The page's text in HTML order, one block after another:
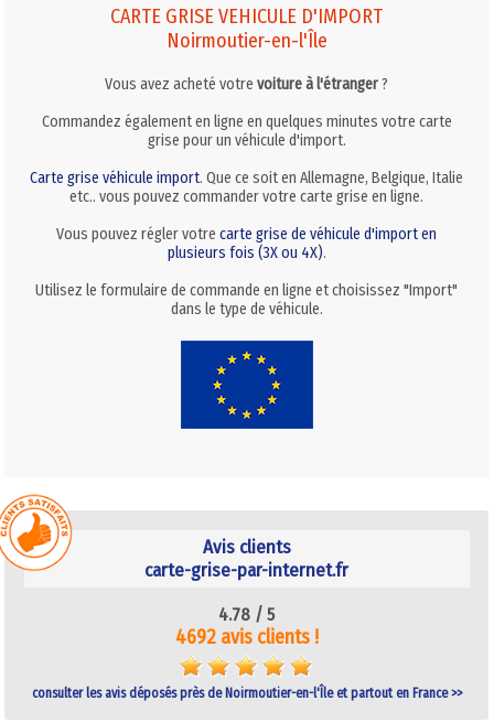
CARTE GRISE VEHICULE D'IMPORT
Noirmoutier-en-l'Île
Vous avez acheté votrevoiture à l'étranger?
Commandez également en ligne en quelques minutes votre carte
grise pour un véhicule d'import.
Carte grise véhicule import. Que ce soit en Allemagne, Belgique, Italie
etc.. vous pouvez commander votre carte grise en ligne.
Vous pouvez régler votrecarte grise de véhicule d'import en
plusieurs fois (3X ou 4X).
Utilisez le formulaire de commande en ligne et choisissez "Import"
dans le type de véhicule.
Avis clients
carte-grise-par-internet.fr
4.78 /5
4692 avis clients !
consulter les avis déposés près de Noirmoutier-en-l'Île et partout en France >>